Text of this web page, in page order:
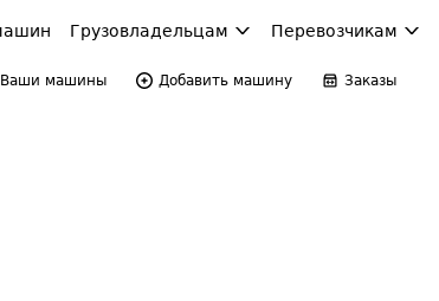
Грузовладельцам Перевозчикам
Ваши машины Добавить машину Заказы